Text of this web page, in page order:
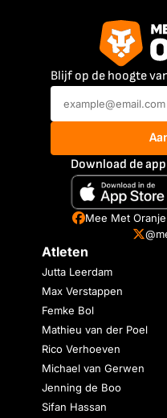
Blijf op de hoogte
Download de app
Mee Met Oranje
Atleten
Jutta Leerdam
Max Verstappen
Femke Bol
Mathieu van der Poel
Rico Verhoeven
Michael van Gerwen
Jenning de Boo
Sifan Hassan